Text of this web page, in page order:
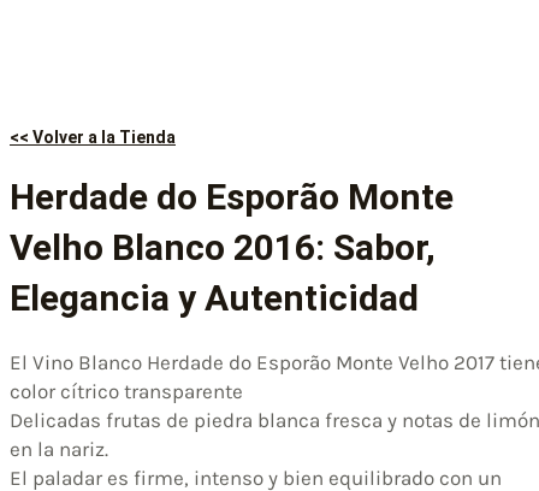
<< Volver a la Tienda
Herdade do Esporão Monte
Velho Blanco 2016: Sabor,
Elegancia y Autenticidad
El Vino Blanco Herdade do Esporão Monte Velho 2017
color cítrico transparente
Delicadas frutas de piedra blanca fresca y notas de limón
en la nariz.
El paladar es firme, intenso y bien equilibrado con un